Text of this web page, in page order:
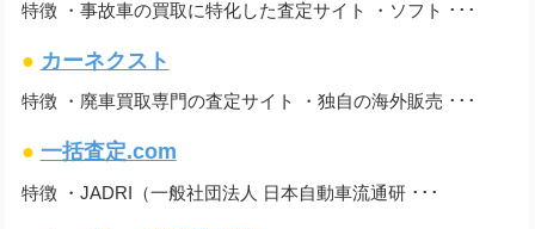
特徴 ・事故車の買取に特化した査定サイト ・ソフト ･･･
● カーネクスト
特徴 ・廃車買取専門の査定サイト ・独自の海外販売 ･･･
● 一括査定.com
特徴 ・JADRI（一般社団法人 日本自動車流通研 ･･･